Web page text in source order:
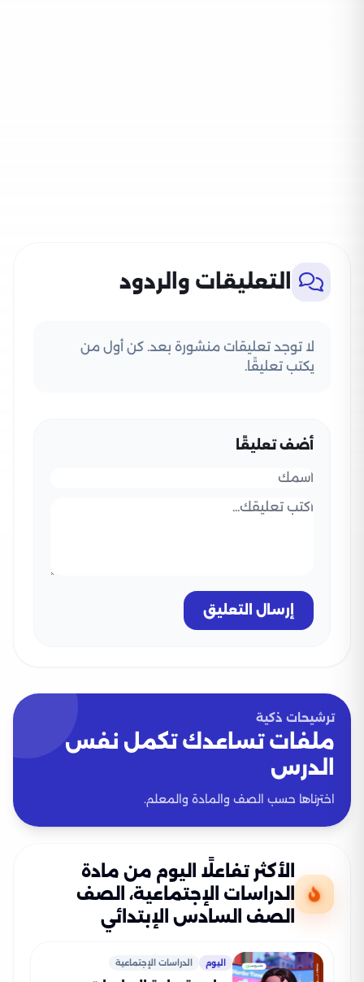
التعليقات والردود
لا توجد تعليقات منشورة بعد. كن أول من
يكتب تعليقًا.
أضف تعليقًا
إرسال التعليق
ترشيحات ذكية
ملفات تساعدك تكمل نفس
الدرس
اخترناها حسب الصف والمادة والمعلم.
الأكثر تفاعلًا اليوم من مادة
الدراسات الإجتماعية، الصف
الصف السادس الإبتدائي
اليوم الدراسات الإجتماعية